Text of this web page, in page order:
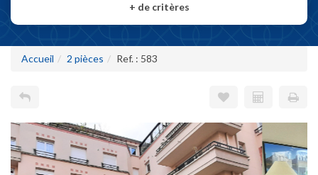
+ de critères
Accueil 2 pièces Ref. : 583